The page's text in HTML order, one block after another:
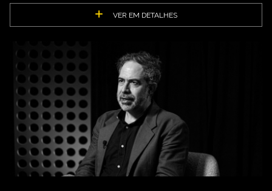
VER EM DETALHES